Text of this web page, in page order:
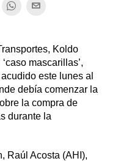
Koldo
mascarillas’,
este lunes al
debía comenzar la
la compra de
durante la
Raúl Acosta (AHI),